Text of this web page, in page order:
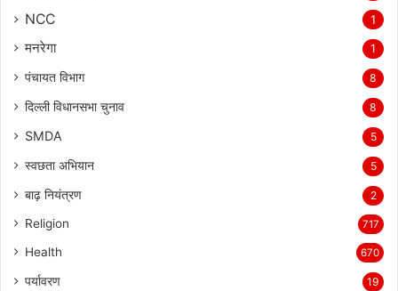
NCC 1
मनरेगा 1
पंचायत विभाग 8
दिल्ली विधानसभा चुनाव 8
SMDA 5
स्वछता अभियान 5
बाढ़ नियंत्रण 2
Religion 717
Health 670
पर्यावरण 19